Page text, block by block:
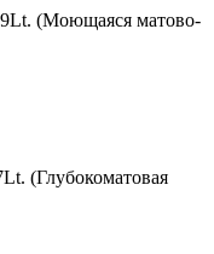
(Моющаяся матово-
(Глубокоматовая